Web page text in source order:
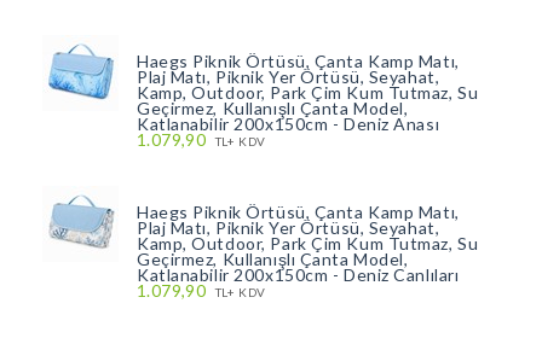
Haegs Piknik Örtüsü, Çanta Kamp Matı,
Plaj Matı, Piknik Yer Örtüsü, Seyahat,
Kamp, Outdoor, Park Çim Kum Tutmaz, Su
Geçirmez, Kullanışlı Çanta Model,
Katlanabilir 200x150cm - Deniz Anası
1.079,90 TL+ KDV
Haegs Piknik Örtüsü, Çanta Kamp Matı,
Plaj Matı, Piknik Yer Örtüsü, Seyahat,
Kamp, Outdoor, Park Çim Kum Tutmaz, Su
Geçirmez, Kullanışlı Çanta Model,
Katlanabilir 200x150cm - Deniz Canlıları
1.079,90 TL+ KDV